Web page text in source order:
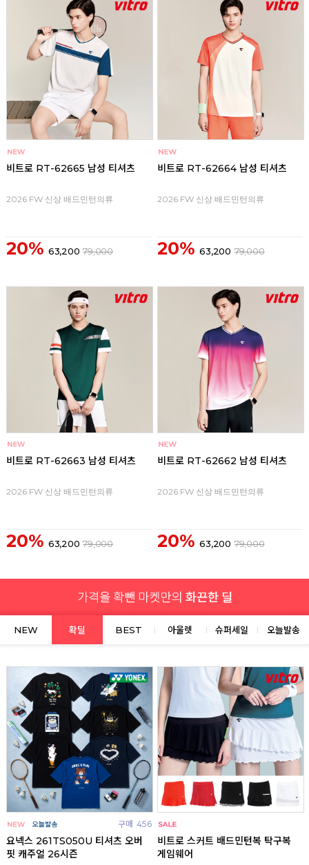
비트로 RT-62665 남성 티셔츠
2026 FW 신상 배드민턴의류
20% 63,200 79,000
비트로 RT-62664 남성 티셔츠
2026 FW 신상 배드민턴의류
20% 63,200 79,000
비트로 RT-62663 남성 티셔츠
2026 FW 신상 배드민턴의류
20% 63,200 79,000
비트로 RT-62662 남성 티셔츠
2026 FW 신상 배드민턴의류
20% 63,200 79,000
NEW 확딜 BEST 아울렛 슈퍼세일 오늘발송
구매 456
요넥스 261TS050U 티셔츠 오버
핏 캐주얼 26시즌
비트로 스커트 배드민턴복 탁구복
게임웨어